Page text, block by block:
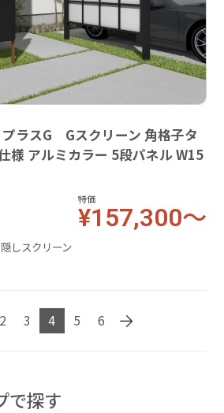
スG Gスクリーン 角格子タ
様 アルミカラー 5段パネル W15
特価
¥157,300～
しスクリーン
2 3 4 5 6
で探す